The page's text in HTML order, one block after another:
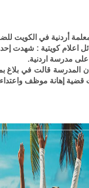
أردنية في الكويت
اعلام كويتية : شهدت
على مدرسة اردنية.
قالت في بلاغ
إهانة موظف